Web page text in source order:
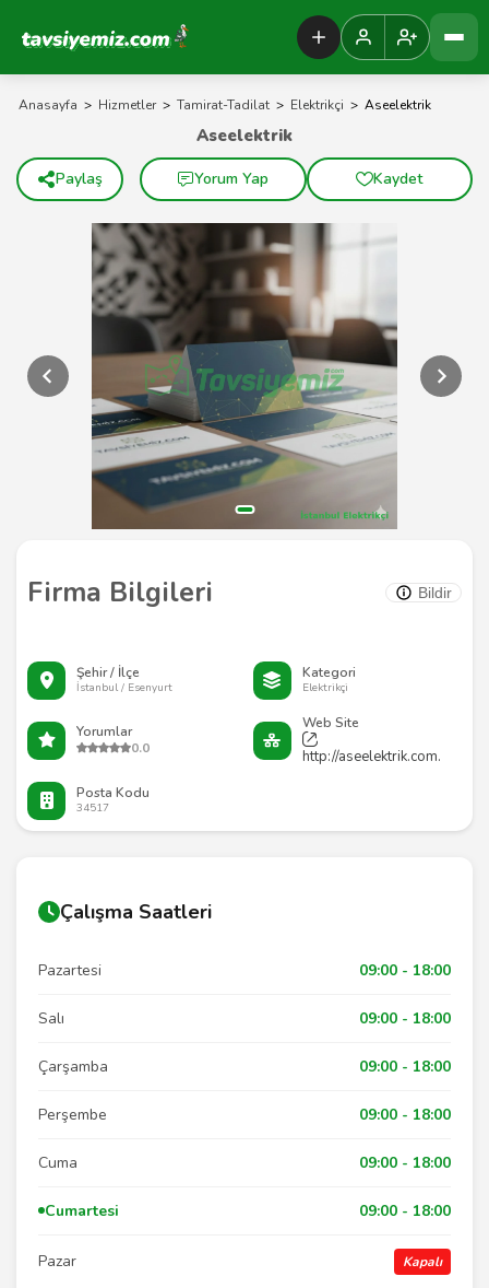
Tavsiyemiz Anasayfa
Anasayfa > Hizmetler > Tamirat-Tadilat > Elektrikçi > Aseelektrik
Firma Bilgileri Bildir
Şehir / İlçe
İstanbul / Esenyurt
Kategori
Elektrikçi
Yorumlar
0.0
Web Site
http://aseelektrik.com.
Posta Kodu
34517
Aseelektrik
Paylaş Yorum Yap Kaydet
Çalışma Saatleri
Pazartesi 09:00 - 18:00
Salı 09:00 - 18:00
Çarşamba 09:00 - 18:00
Perşembe 09:00 - 18:00
Cuma 09:00 - 18:00
Cumartesi 09:00 - 18:00
Pazar Kapalı